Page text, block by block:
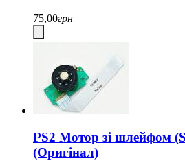
75,00грн
PS2 Мотор зі шлейфом
(Оригінал)